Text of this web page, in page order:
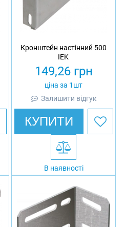
Кронштейн настінний 500
IEK
149,26грн
ціна за 1шт
Залишити відгук
КУПИТИ
В наявності